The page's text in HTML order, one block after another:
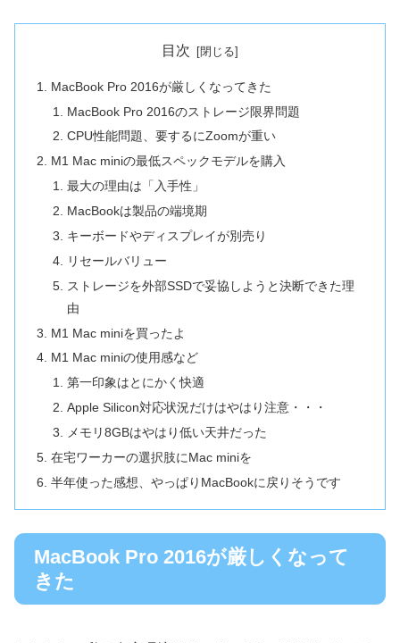
目次
MacBook Pro 2016が厳しくなってきた
MacBook Pro 2016のストレージ限界問題
CPU性能問題、要するにZoomが重い
M1 Mac miniの最低スペックモデルを購入
最大の理由は「入手性」
MacBookは製品の端境期
キーボードやディスプレイが別売り
リセールバリュー
ストレージを外部SSDで妥協しようと決断できた理
由
M1 Mac miniを買ったよ
M1 Mac miniの使用感など
第一印象はとにかく快適
Apple Silicon対応状況だけはやはり注意・・・
メモリ8GBはやはり低い天井だった
在宅ワーカーの選択肢にMac miniを
半年使った感想、やっぱりMacBookに戻りそうです
MacBook Pro 2016が厳しくなって
きた